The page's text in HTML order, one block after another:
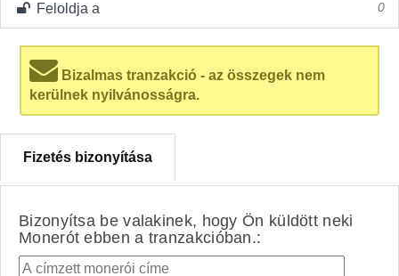
Feloldja a 0
Bizalmas tranzakció - az összegek nem
kerülnek nyilvánosságra.
Fizetés bizonyítása
Bizonyítsa be valakinek, hogy Ön küldött neki
Monerót ebben a tranzakcióban.: